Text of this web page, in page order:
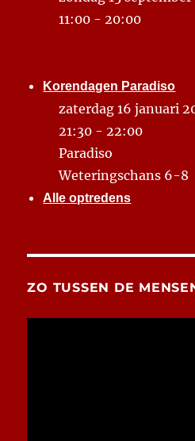
11:00 - 20:00
Korendagen Paradiso
zaterdag 16 januari
21:30 - 22:00
Paradiso
Weteringschans 6-8
Alle optredens
ZO TUSSEN DE